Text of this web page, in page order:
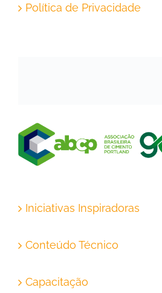
Política de Privacidade
Iniciativas Inspiradoras
Conteúdo Técnico
Capacitação